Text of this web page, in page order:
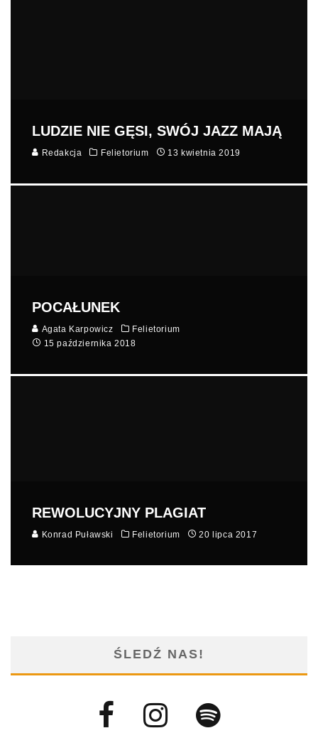
LUDZIE NIE GĘSI, SWÓJ JAZZ MAJĄ
Redakcja Felietorium 13 kwietnia 2019
POCAŁUNEK
Agata Karpowicz
Felietorium
15 października 2018
REWOLUCYJNY PLAGIAT
Konrad Puławski Felietorium 20 lipca 2017
ŚLEDŹ NAS!